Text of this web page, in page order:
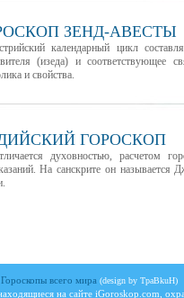
ЗЕНД-АВЕСТЫ
календарный цикл
(изеда) и соответствующее
и свойства.
ГОРОСКОП
духовностью, расчетом
На санскрите он называется
всего мира (design by TpaBkuH)
на сайте iGoroskop.com ,